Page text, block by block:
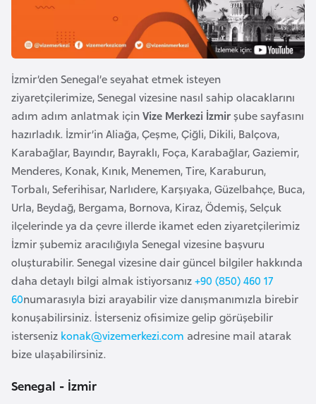
İzmir’den Senegal’e seyahat etmek isteyen
ziyaretçilerimize, Senegal vizesine nasıl sahip olacaklarını
adım adım anlatmak içinVize Merkezi İzmirşube sayfasını
hazırladık. İzmir’in Aliağa, Çeşme, Çiğli, Dikili, Balçova,
Karabağlar, Bayındır, Bayraklı, Foça, Karabağlar, Gaziemir,
Menderes, Konak, Kınık, Menemen, Tire, Karaburun,
Torbalı, Seferihisar, Narlıdere, Karşıyaka, Güzelbahçe, Buca,
Urla, Beydağ, Bergama, Bornova, Kiraz, Ödemiş, Selçuk
ilçelerinde ya da çevre illerde ikamet eden ziyaretçilerimiz
İzmir şubemiz aracılığıyla Senegal vizesine başvuru
oluşturabilir. Senegal vizesine dair güncel bilgiler hakkında
daha detaylı bilgi almak istiyorsanız+90 (850) 460 17
60numarasıyla bizi arayabilir vize danışmanımızla birebir
konuşabilirsiniz. İsterseniz ofisimize gelip görüşebilir
isterseniz konak@vizemerkezi.com adresine mail atarak
bize ulaşabilirsiniz.
Senegal - İzmir
n
a
a
d
e
B
e
l
a
r
s